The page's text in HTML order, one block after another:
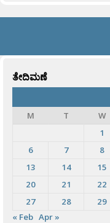
ತೇದಿಮಣೆ
M
T W
1
6
7 8
13
14 15
20
21 22
27
28 29
« Feb Apr »